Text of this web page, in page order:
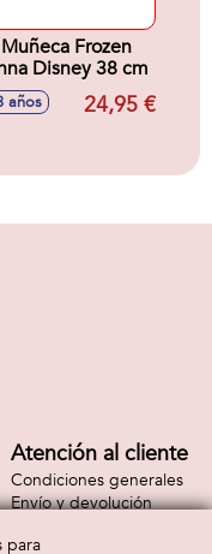
Muñeca Frozen
Disney 38 cm
años 24,95 €
Atención al cliente
Condiciones generales
Envío y devolución
para